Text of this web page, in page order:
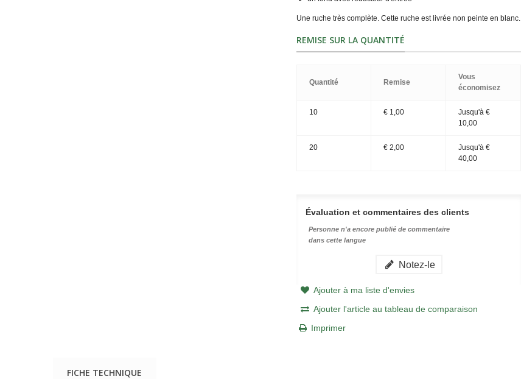
Une ruche très complète. Cette ruche est livrée non peinte en blanc.
REMISE SUR LA QUANTITÉ
Quantité Remise
Vous
économisez
10 € 1,00 Jusqu'à€
10,00
20 € 2,00 Jusqu'à€
40,00
Évaluation et commentaires des clients
Personne n'a encore publié de commentaire
dans cette langue
Notez-le
Ajouter à ma liste d'envies
Ajouter l'article au tableau de comparaison
Imprimer
FICHE TECHNIQUE